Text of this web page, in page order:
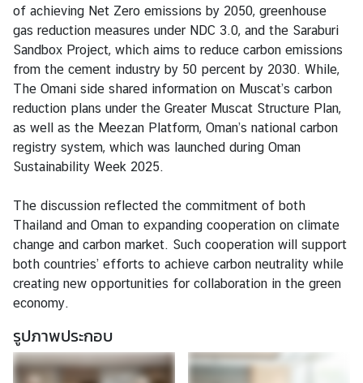
ก
ร
ะ
ท
ร
ว
ง
ก
า
ต่
า
ง
ป
ร
ะ
เ
ท
ศ
of achieving Net Zero emissions by 2050, greenhouse
gas reduction measures under NDC 3.0, and the Saraburi
Sandbox Project, which aims to reduce carbon emissions
from the cement industry by 50 percent by 2030. While,
The Omani side shared information on Muscat’s carbon
reduction plans under the Greater Muscat Structure Plan,
as well as the Meezan Platform, Oman’s national carbon
registry system, which was launched during Oman
Sustainability Week 2025.
The discussion reflected the commitment of both
Thailand and Oman to expanding cooperation on climate
change and carbon market. Such cooperation will support
both countries’ efforts to achieve carbon neutrality while
creating new opportunities for collaboration in the green
economy.
รูปภาพประกอบ